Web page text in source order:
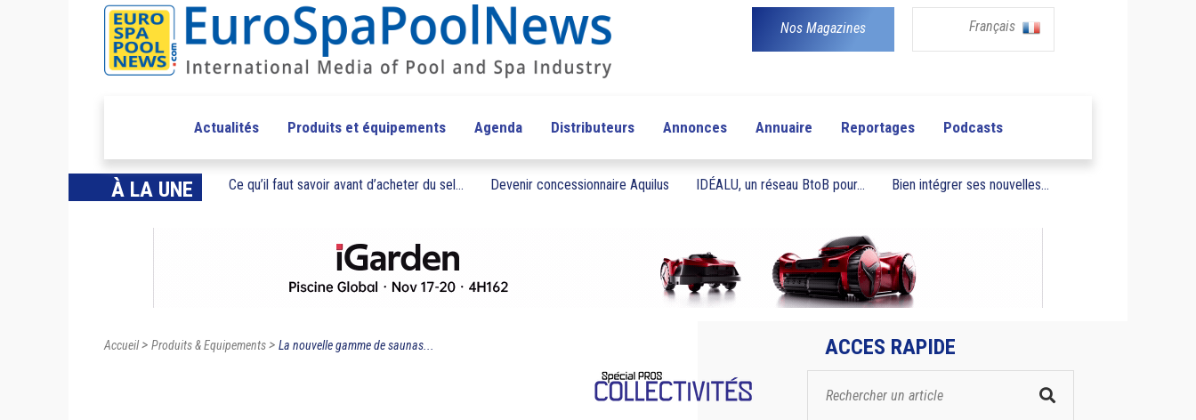
Nos Magazines Français
Actualités Produits et équipements Agenda Distributeurs Annonces Annuaire Reportages Podcasts
À LA UNE Ce qu’il faut savoir avant d’acheter du sel... Devenir concessionnaire Aquilus IDÉALU, un réseau BtoB pour... Bien intégrer ses nouvelles...
Accueil> Produits & Equipements> La nouvelle gamme de saunas... ACCES RAPIDE